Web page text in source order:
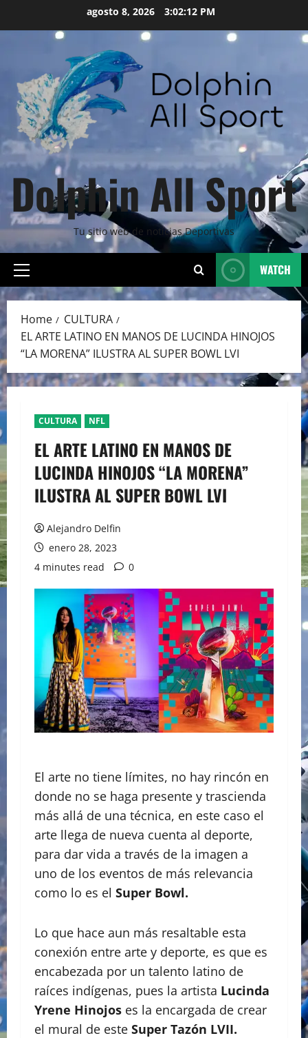
agosto 8, 2026 3:02:13 PM
Dolphin All Sport
Tu sitio web de noticias Deportivas
Primary
Menu
WATCH
Home
CULTURA
EL ARTE LATINO EN MANOS DE LUCINDA HINOJOS
“LA MORENA” ILUSTRA AL SUPER BOWL LVI
CULTURA NFL
EL ARTE LATINO EN MANOS DE
LUCINDA HINOJOS “LA MORENA”
ILUSTRA AL SUPER BOWL LVI
Alejandro Delfin
enero 28, 2023
4 minutes read
0
El arte no tiene límites, no hay rincón en
donde no se haga presente y trascienda
más allá de una técnica, en este caso el
arte llega de nueva cuenta al deporte,
para dar vida a través de la imagen a
uno de los eventos de más relevancia
como lo es el Super Bowl.
Lo que hace aun más resaltable esta
conexión entre arte y deporte, es que es
encabezada por un talento latino de
raíces indígenas, pues la artista Lucinda
Yrene Hinojos es la encargada de crear
el mural de este Super Tazón LVII.